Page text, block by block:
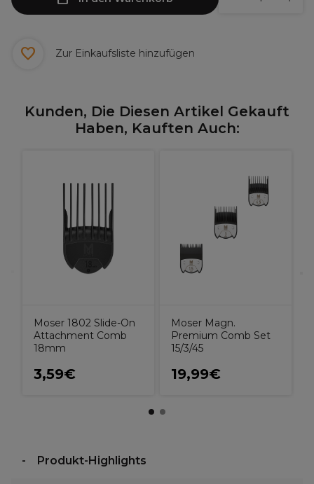
Zur Einkaufsliste hinzufügen
Kunden, Die Diesen Artikel Gekauft
Haben, Kauften Auch:
Moser 1802 Slide-On
Attachment Comb
18mm
3,59€
Moser Magn.
Premium Comb Set
15/3/45
19,99€
Produkt-Highlights